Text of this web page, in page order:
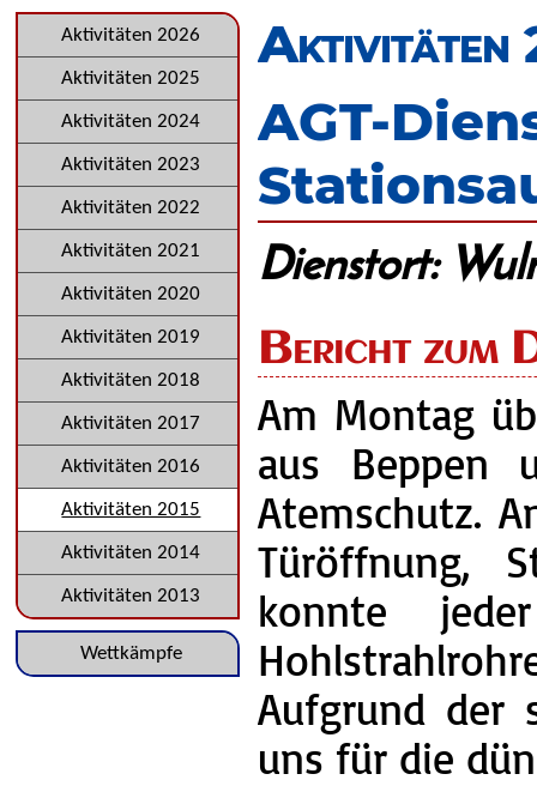
überspringen
Aktivitäten
AGT-
Dienstort:
Bericht zum
Am Montag
aus Beppen
Atemschutz.
Türöffnung,
konnte
Aufgrund der
uns für die
Navigation
überspringen
Aktivitäten 2026
Aktivitäten 2025
Aktivitäten 2024
Aktivitäten 2023
Aktivitäten 2022
Aktivitäten 2021
Aktivitäten 2020
Aktivitäten 2019
Aktivitäten 2018
Aktivitäten 2017
Aktivitäten 2016
Aktivitäten 2015
Aktivitäten 2014
Aktivitäten 2013
NavigationWettkämpfe